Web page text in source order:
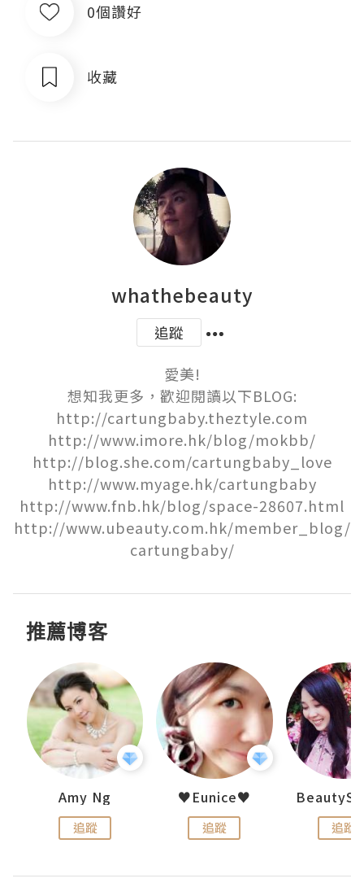
0個讚好
收藏
whathebeauty
追蹤
愛美!
想知我更多，歡迎閱讀以下BLOG:
http://cartungbaby.theztyle.com
http://www.imore.hk/blog/mokbb/
http://blog.she.com/cartungbaby_love
http://www.myage.hk/cartungbaby
http://www.fnb.hk/blog/space-28607.html
http://www.ubeauty.com.hk/member_blog/
cartungbaby/
推薦博客
Amy Ng
追蹤
♥Eunice♥
追蹤 追蹤